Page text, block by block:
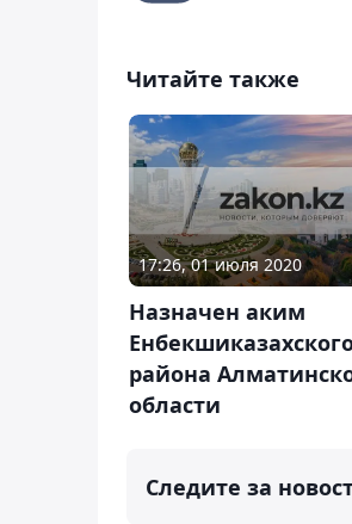
Читайте также
17:26, 01 июля 2020
Назначен аким
района
области
Следите за